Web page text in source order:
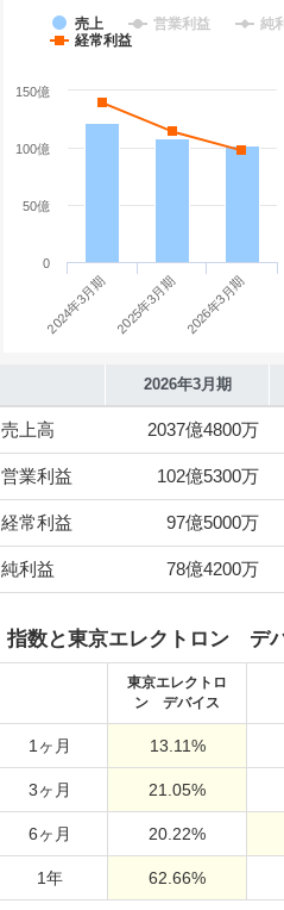
売上 営業利益
純
経常利益
2024年3月期 2025年3月期 2026年3月期
0
50億
100億
150億
2026年3月期
売上高 2037億4800万
営業利益 102億5300万
経常利益 97億5000万
純利益 78億4200万
指数と東京エレクトロン デ
東京エレクトロ
ン デバイス
1ヶ月 13.11%
3ヶ月 21.05%
6ヶ月 20.22%
1年 62.66%